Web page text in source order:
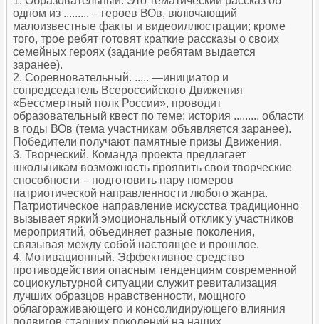
одном из ......... – героев ВОв, включающий
малоизвестные факты и видеоиллюстрации; кроме
того, трое ребят готовят краткие рассказы о своих
семейных героях (задание ребятам выдается
заранее).
2. Соревновательный. ..... —инициатор и
сопредседатель Всероссийского Движения
«Бессмертный полк России», проводит
образовательный квест по теме: история ......... области
в годы ВОв (тема участникам объявляется заранее).
Победители получают памятные призы Движения.
3. Творческий. Команда проекта предлагает
школьникам возможность проявить свои творческие
способности – подготовить пару номеров
патриотической направленности любого жанра.
Патриотическое направление искусства традиционно
вызывает яркий эмоциональный отклик у участников
мероприятий, объединяет разные поколения,
связывая между собой настоящее и прошлое.
4. Мотивационный. Эффективное средство
противодействия опасным тенденциям современной
социокультурной ситуации служит ревитализация
лучших образцов нравственности, мощного
облагораживающего и консолидирующего влияния